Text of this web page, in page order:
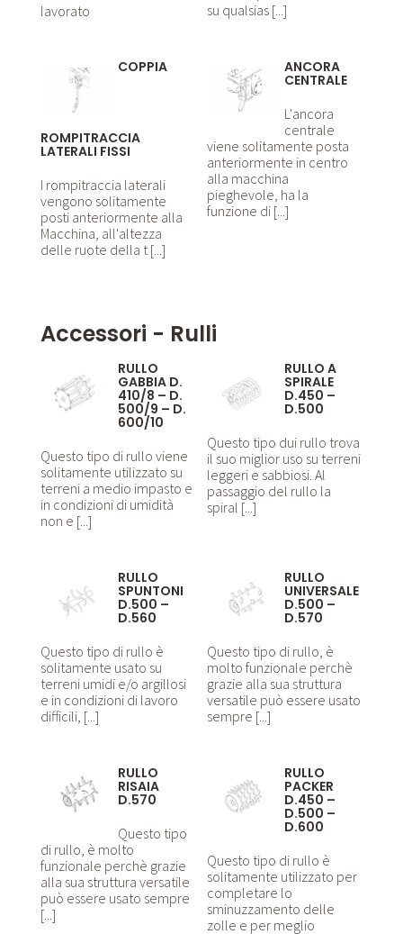
lavorato
su qualsias [...]
COPPIA
ROMPITRACCIA
LATERALI FISSI
I rompitraccia laterali
vengono solitamente
posti anteriormente alla
Macchina, all'altezza
delle ruote della t [...]
ANCORA
CENTRALE
L'ancora
centrale
viene solitamente posta
anteriormente in centro
alla macchina
pieghevole, ha la
funzione di [...]
Accessori - Rulli
RULLO
GABBIA D.
410/8 – D.
500/9 – D.
600/10
Questo tipo di rullo viene
solitamente utilizzato su
terreni a medio impasto e
in condizioni di umidità
non e [...]
RULLO A
SPIRALE
D.450 –
D.500
Questo tipo dui rullo trova
il suo miglior uso su terreni
leggeri e sabbiosi. Al
passaggio del rullo la
spiral [...]
RULLO
SPUNTONI
D.500 –
D.560
Questo tipo di rullo è
solitamente usato su
terreni umidi e/o argillosi
e in condizioni di lavoro
difficili, [...]
RULLO
UNIVERSALE
D.500 –
D.570
Questo tipo di rullo, è
molto funzionale perchè
grazie alla sua struttura
versatile può essere usato
sempre [...]
RULLO
RISAIA
D.570
Questo tipo
di rullo, è molto
funzionale perchè grazie
alla sua struttura versatile
può essere usato sempre
[...]
RULLO
PACKER
D.450 –
D.500 –
D.600
Questo tipo di rullo è
solitamente utilizzato per
completare lo
sminuzzamento delle
zolle e per meglio